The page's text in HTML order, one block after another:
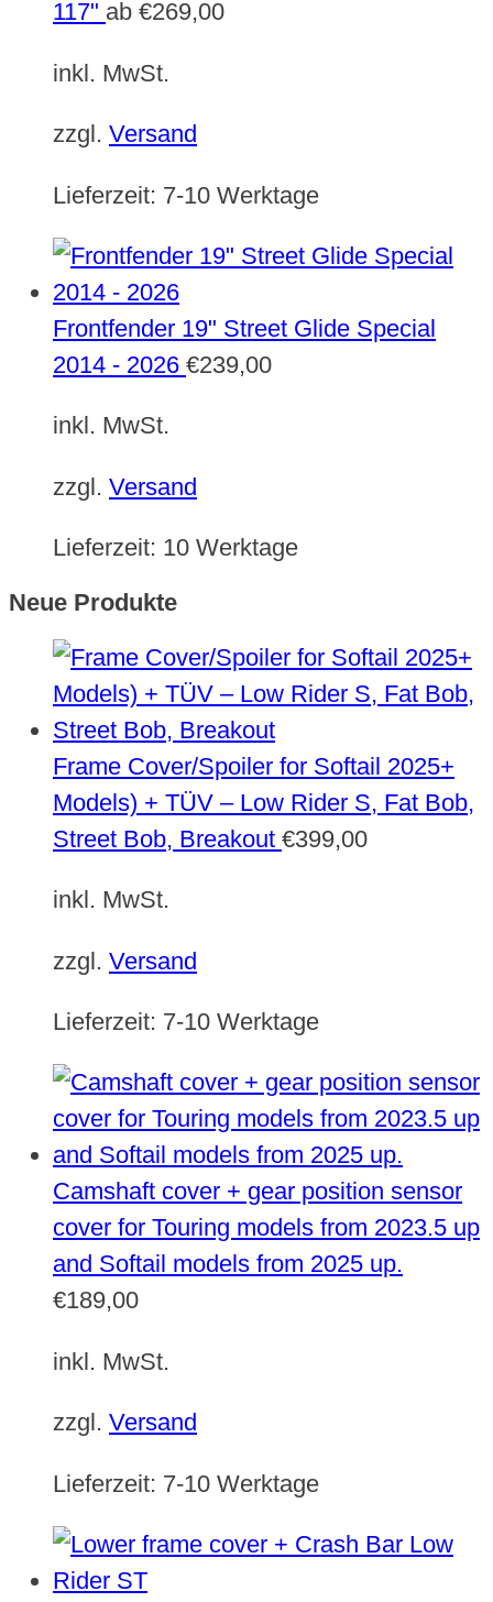
117" ab €269,00
inkl. MwSt.
zzgl. Versand
Lieferzeit: 7-10 Werktage
Frontfender 19" Street Glide Special
2014 - 2026 €239,00
inkl. MwSt.
zzgl. Versand
Lieferzeit: 10 Werktage
Neue Produkte
Frame Cover/Spoiler for Softail 2025+
Models) + TÜV – Low Rider S, Fat Bob,
Street Bob, Breakout €399,00
inkl. MwSt.
zzgl. Versand
Lieferzeit: 7-10 Werktage
Camshaft cover + gear position sensor
cover for Touring models from 2023.5 up
and Softail models from 2025 up.
€189,00
inkl. MwSt.
zzgl. Versand
Lieferzeit: 7-10 Werktage